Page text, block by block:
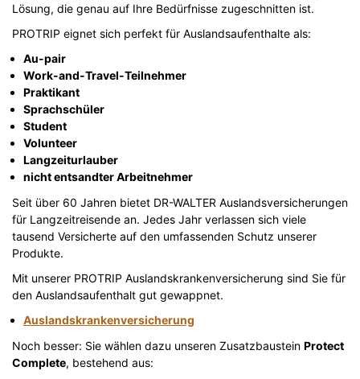
Lösung, die genau auf Ihre Bedürfnisse zugeschnitten ist.
PROTRIP eignet sich perfekt für Auslandsaufenthalte als:
Au-pair
Work-and-Travel-Teilnehmer
Praktikant
Sprachschüler
Student
Volunteer
Langzeiturlauber
nicht entsandter Arbeitnehmer
Seit über 60 Jahren bietet DR-WALTER Auslandsversicherungen
für Langzeitreisende an. Jedes Jahr verlassen sich viele
tausend Versicherte auf den umfassenden Schutz unserer
Produkte.
Mit unserer PROTRIP Auslandskrankenversicherung sind Sie für
den Auslandsaufenthalt gut gewappnet.
Auslandskrankenversicherung
Noch besser: Sie wählen dazu unseren Zusatzbaustein Protect
Complete, bestehend aus: